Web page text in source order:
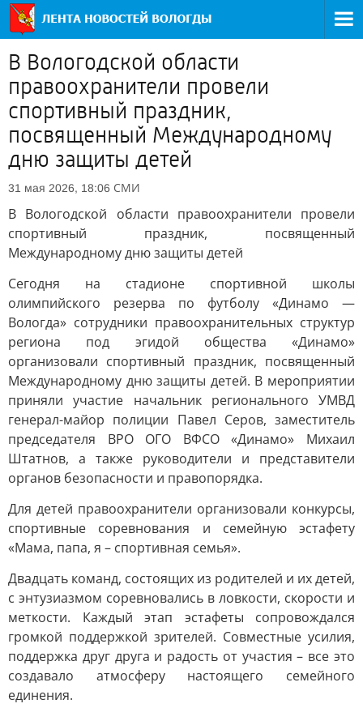
В Вологодской области
правоохранители провели
спортивный праздник,
посвященный Международному
дню защиты детей
31 мая 2026, 18:06 СМИ
В Вологодской области правоохранители провели
спортивный праздник, посвященный
Международному дню защиты детей
Сегодня на стадионе спортивной школы
олимпийского резерва по футболу «Динамо —
Вологда» сотрудники правоохранительных структур
региона под эгидой общества «Динамо»
организовали спортивный праздник, посвященный
Международному дню защиты детей. В мероприятии
приняли участие начальник регионального УМВД
генерал-майор полиции Павел Серов, заместитель
председателя ВРО ОГО ВФСО «Динамо» Михаил
Штатнов, а также руководители и представители
органов безопасности и правопорядка.
Для детей правоохранители организовали конкурсы,
спортивные соревнования и семейную эстафету
«Мама, папа, я – спортивная семья».
Двадцать команд, состоящих из родителей и их детей,
с энтузиазмом соревновались в ловкости, скорости и
меткости. Каждый этап эстафеты сопровождался
громкой поддержкой зрителей. Совместные усилия,
поддержка друг друга и радость от участия – все это
создавало атмосферу настоящего семейного
единения.